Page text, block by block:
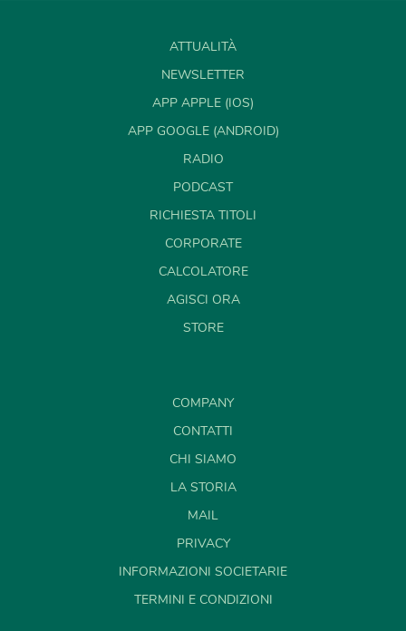
ATTUALITÀ
NEWSLETTER
APP APPLE (IOS)
APP GOOGLE (ANDROID)
RADIO
PODCAST
RICHIESTA TITOLI
CORPORATE
CALCOLATORE
AGISCI ORA
STORE
COMPANY
CONTATTI
CHI SIAMO
LA STORIA
MAIL
PRIVACY
INFORMAZIONI SOCIETARIE
TERMINI E CONDIZIONI